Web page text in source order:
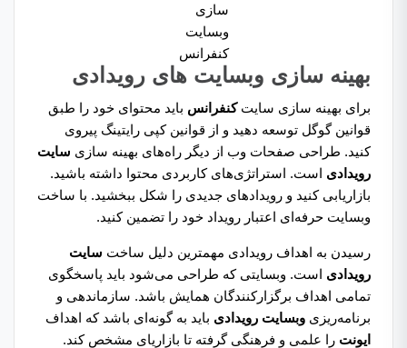
سازی
وبسایت
کنفرانس
بهینه سازی وبسایت های رویدادی
برای بهینه سازی سایتکنفرانس باید محتوای خود را طبق
قوانین گوگل توسعه دهید و از قوانین کپی رایتینگ پیروی
کنید. طراحی صفحات وب از دیگر راه‌های بهینه سازی سایت
رویدادی است. استراتژی‌های کاربردی محتوا داشته باشید.
بازاریابی کنید و رویدادهای جدیدی را شکل ببخشید. با ساخت
وبسایت حرفه‌ای اعتبار رویداد خود را تضمین کنید.
رسیدن به اهداف رویدادی مهمترین دلیل ساخت سایت
رویدادی است. وبسایتی که طراحی می‌شود باید پاسخگوی
تمامی اهداف برگزارکنندگان همایش باشد. سازماندهی و
برنامه‌ریزی وبسایت رویدادی باید به گونه‌ای باشد که اهداف
ایونت را علمی و فرهنگی گرفته تا بازاریای مشخص کند.